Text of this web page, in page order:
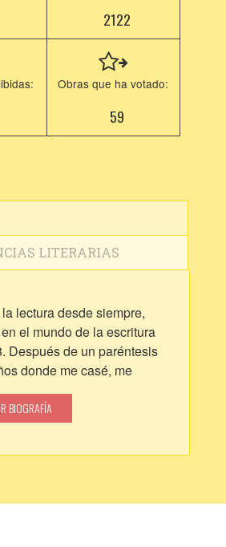
2122
Obras que ha votado:
59
LITERARIAS
lectura desde siempre,
el mundo de la escritura
Después de un paréntesis
donde me casé, me
hijo... he vuelto.
BIOGRAFÍA